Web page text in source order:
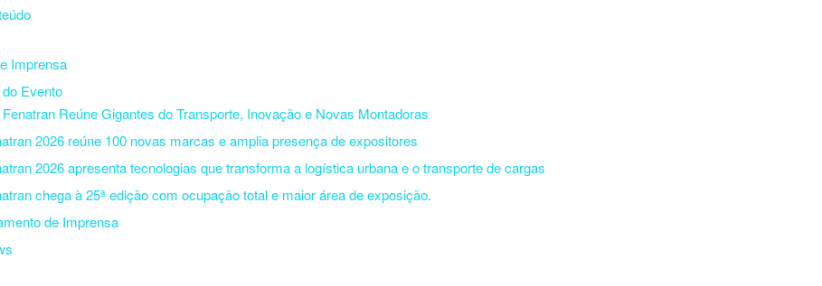
Imprensa
Evento
Fenatran Reúne Gigantes do Transporte, Inovação e Novas Montadoras
2026 reúne 100 novas marcas e amplia presença de expositores
2026 apresenta tecnologias que transforma a logística urbana e o transporte de cargas
chega à 25ª edição com ocupação total e maior área de exposição.
de Imprensa